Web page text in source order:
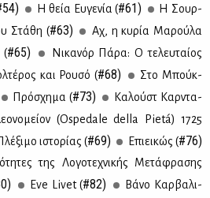
Η θεία Ευ­γε­νία (#61)
Η Σουρ­
Στά­θη (#63)
Αχ, η κυ­ρία Μα­ρού­λα
(#65)
Νι­κα­νόρ Πά­ρα: Ο τε­λευ­ταί­ος
και Ρου­σό (#68)
Στο Μπούκ­
Πρό­σχη­μα (#73)
Κα­λούστ Καρ­ντα­
(Ospedale della Pietá) 1725
ιστο­ρί­ας (#69) Επιει­κώς (#76)
της Λο­γο­τε­χνι­κής Με­τά­φρα­σης
Eve Livet (#82)
Βά­νο Καρ­βα­λι­